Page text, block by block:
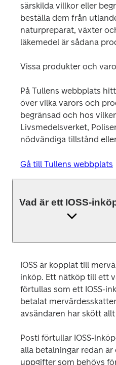
särskilda villkor eller
beställa dem från
naturpreparat, växter
läkemedel är sådana
Vissa produkter och
På Tullens webbplats
över vilka varors och
begränsad och hos
Livsmedelsverket,
nödvändiga tillstånd
Gå till Tullens webbplats
Vad är ett IOSS-
IOSS är kopplat till
inköp. Ett nätköp till ett
förtullas som ett IOSS-
betalat
avsändaren har skött
Posti förtullar IOSS-
alla betalningar redan
uppgifter som behövs